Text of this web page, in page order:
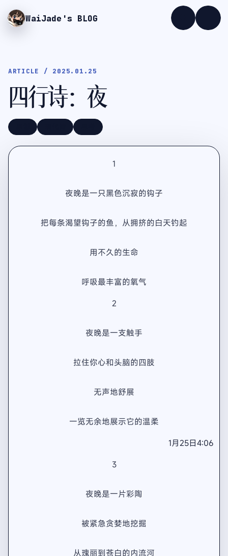
WaiJade 's BLOG
ARTICLE / 2025.01.25
四行诗：夜
1
夜晚是一只黑色沉寂的钩子
把每条渴望钩子的鱼，从拥挤的白天钓起
用不久的生命
呼吸最丰富的氧气
2
夜晚是一支触手
拉住你心和头脑的四肢
无声地舒展
一览无余地展示它的温柔
1月25日4:06
3
夜晚是一片彩陶
被紧急贪婪地挖掘
从瑰丽到苍白的内流河